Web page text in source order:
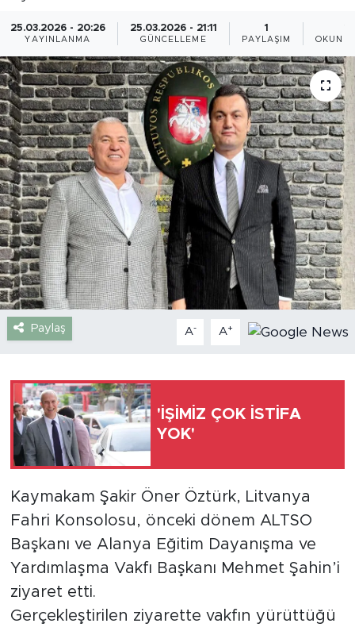
25.03.2026 - 20:26
YAYINLANMA
25.03.2026 - 21:11
GÜNCELLEME
1
PAYLAŞIM
Paylaş A- A+
'İŞİMİZ ÇOK İSTİFA
YOK'
Kaymakam Şakir Öner Öztürk, Litvanya
Fahri Konsolosu, önceki dönem ALTSO
Başkanı ve Alanya Eğitim Dayanışma ve
Yardımlaşma Vakfı Başkanı Mehmet Şahin’i
ziyaret etti.
Gerçekleştirilen ziyarette vakfın yürüttüğü
Güncel
Gündem
İnşaat-Emlak
Kültür-Sanat
Sağlık
Siyaset
Spor
Turizm
Yaşam
Yerel